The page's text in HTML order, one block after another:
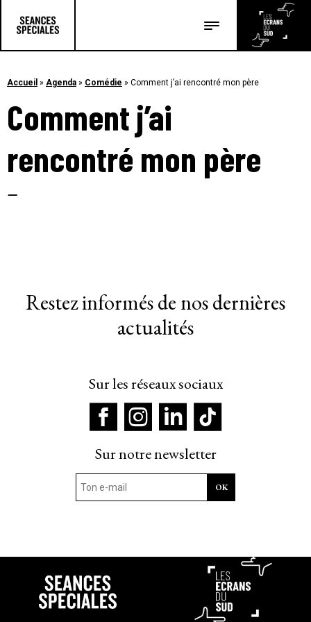
Les articles
Accueil » Agenda » Comédie » Comment j’ai rencontré mon père
Comment j’ai
rencontré mon père
–
Restez informés de nos dernières
actualités
Sur les réseaux sociaux
Sur notre newsletter